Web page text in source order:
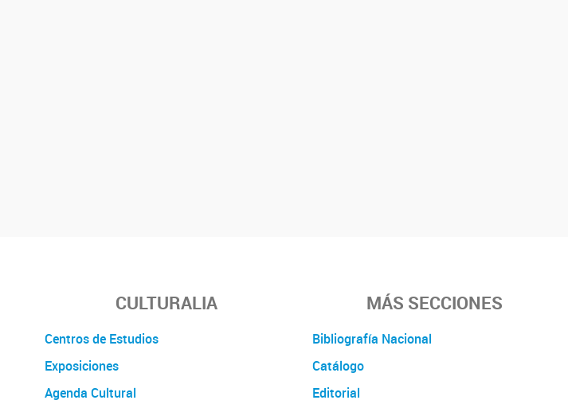
CULTURALIA
Centros de Estudios
Exposiciones
Agenda Cultural
MÁS SECCIONES
Bibliografía Nacional
Catálogo
Editorial